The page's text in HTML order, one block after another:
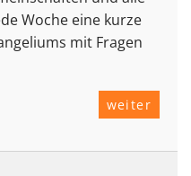
Woche eine kurze
mit Fragen
weiter